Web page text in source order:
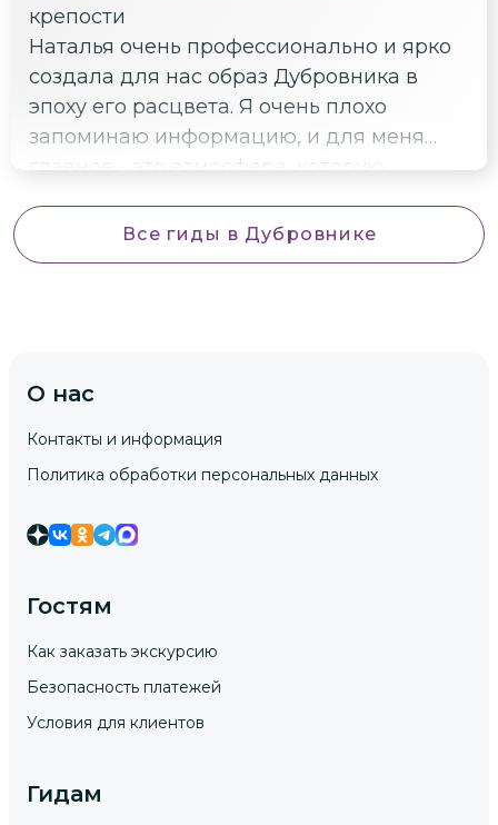
крепости
Наталья очень профессионально и ярко
создала для нас образ Дубровника в
эпоху его расцвета. Я очень плохо
запоминаю информацию, и для меня
главное - это атмосфера, которую
Несмотря на жуткую жару, мы
совершенно не устали.
Все гиды в Дубровнике
О нас
Контакты и информация
Политика обработки персональных данных
Гостям
Как заказать экскурсию
Безопасность платежей
Условия для клиентов
Гидам